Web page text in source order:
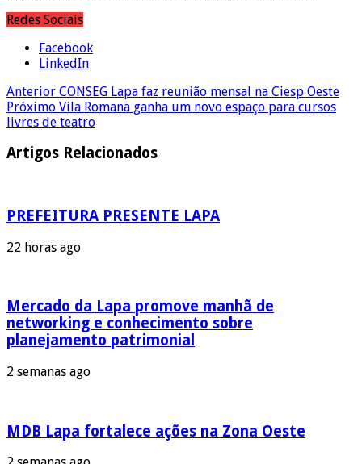
Redes Sociais
Facebook
LinkedIn
Anterior CONSEG Lapa faz reunião mensal na Ciesp Oeste
Próximo Vila Romana ganha um novo espaço para cursos
livres de teatro
Artigos Relacionados
PREFEITURA PRESENTE LAPA
22 horas ago
Mercado da Lapa promove manhã de
networking e conhecimento sobre
planejamento patrimonial
2 semanas ago
MDB Lapa fortalece ações na Zona Oeste